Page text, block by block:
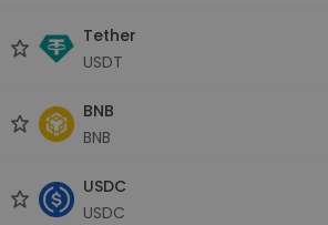
Tether
USDT
BNB
BNB
USDC
USDC